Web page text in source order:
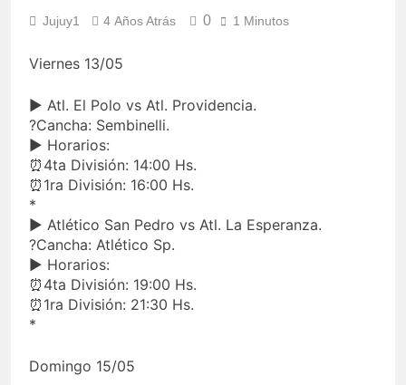
Jujuy1 4 Años Atrás 0 1 Minutos
Viernes 13/05
▶ Atl. El Polo vs Atl. Providencia.
?Cancha: Sembinelli.
▶️ Horarios:
⏰4ta División: 14:00 Hs.
⏰1ra División: 16:00 Hs.
*
▶ Atlético San Pedro vs Atl. La Esperanza.
?Cancha: Atlético Sp.
▶️ Horarios:
⏰4ta División: 19:00 Hs.
⏰1ra División: 21:30 Hs.
*
Domingo 15/05